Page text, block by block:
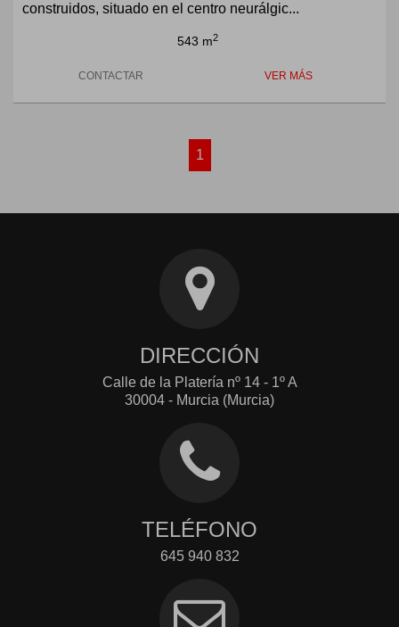
construidos, situado en el centro neurálgic...
543 m2
CONTACTAR VER MÁS
1
DIRECCIÓN
Calle de la Platería nº 14 - 1º A
30004 - Murcia (Murcia)
TELÉFONO
645 940 832